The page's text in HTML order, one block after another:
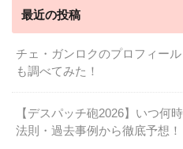
最近の投稿
チェ・ガンロクのプロフィー
も調べてみた！
【デスパッチ砲2026】いつ何
法則・過去事例から徹底予想！